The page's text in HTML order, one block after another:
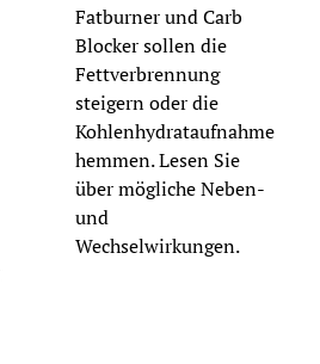
Fatburner und Carb
Blocker sollen die
Fettverbrennung
steigern oder die
Kohlenhydrataufnahme
hemmen. Lesen Sie
über mögliche Neben-
und
Wechselwirkungen.